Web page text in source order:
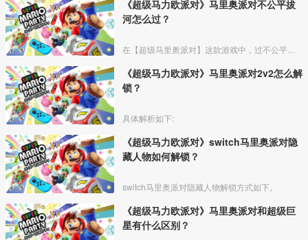
《超级马力欧派对》马里奥派对不公平拔
河怎么过？
《超级马力欧派对》马里奥派对2v2怎么解
锁？
具体解析如下:
《超级马力欧派对》switch马里奥派对隐
藏人物如何解锁？
switch马里奥派对隐藏人物解锁方式如下。
《超级马力欧派对》马里奥派对和超级巨
星有什么区别？